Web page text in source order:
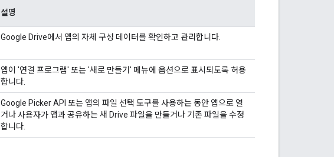
설명
Google Drive에서 앱의 자체 구성 데이터를 확인하고 관리합니다.
앱이 '연결 프로그램' 또는 '새로 만들기' 메뉴에 옵션으로 표시되도록 허용
합니다.
Google Picker API 또는 앱의 파일 선택 도구를 사용하는 동안 앱으로 열
거나 사용자가 앱과 공유하는 새 Drive 파일을 만들거나 기존 파일을 수정
합니다.